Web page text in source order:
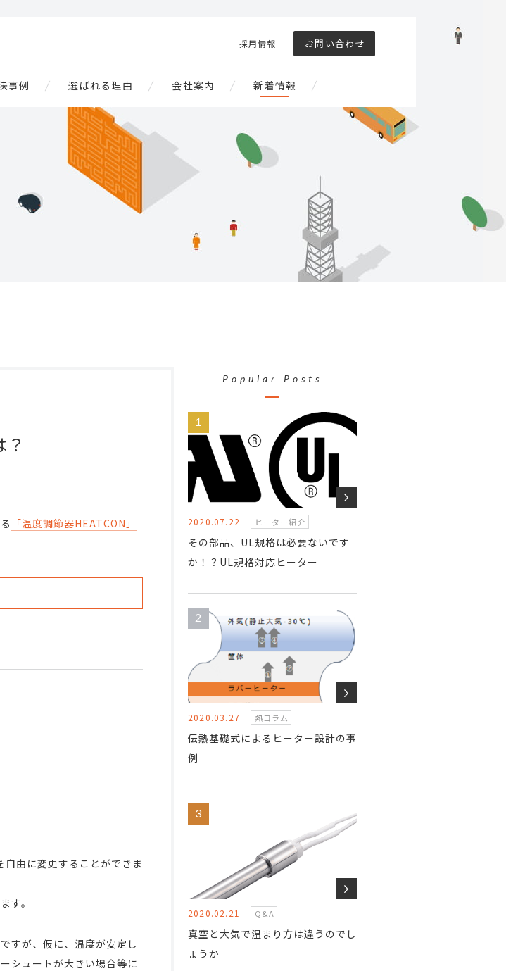
事例 選ばれる理由 会社案内 新着情報
お問い合わせ
採用情報
「温度調節器HEATCON」
由に変更することができま
す。
すが、仮に、温度が安定し
シュートが大きい場合等に
Popular Posts
2020.07.22 ヒーター紹介
その部品、UL規格は必要ないです
か！？UL規格対応ヒーター
2020.03.27 熱コラム
伝熱基礎式によるヒーター設計の事
例
2020.02.21 Q&A
真空と大気で温まり方は違うのでし
ょうか